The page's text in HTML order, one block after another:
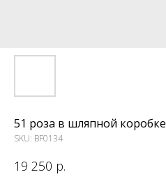
51 роза в шляпной коробке
SKU: BF0134
19 250 р.